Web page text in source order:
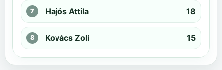
Hajós Attila 18
Kovács Zoli 15